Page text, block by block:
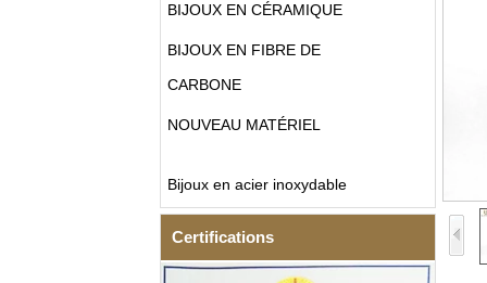
BIJOUX EN CÉRAMIQUE
BIJOUX EN FIBRE DE
CARBONE
NOUVEAU MATÉRIEL
Bijoux en acier inoxydable
Certifications